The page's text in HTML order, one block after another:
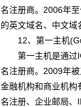
名注册商。2006年
的英文域名、中文域
12、第一主机
第一主机是通过
名注册商。2009年
金融机构和商业机构
名注册、企业邮局、